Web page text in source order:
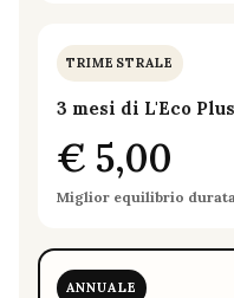
TRIMESTRALE
3 mesi di L'Eco Plus
€ 5,00
Miglior equilibrio
ANNUALE